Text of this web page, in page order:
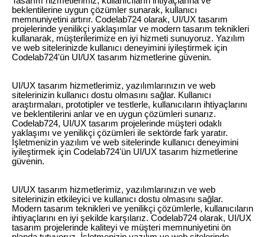
beklentilerine uygun çözümler sunarak, kullanıcı
memnuniyetini artırır. Codelab724 olarak, UI/UX tasarım
projelerinde yenilikçi yaklaşımlar ve modern tasarım teknikleri
kullanarak, müşterilerimize en iyi hizmeti sunuyoruz. Yazılım
ve web sitelerinizde kullanıcı deneyimini iyileştirmek için
Codelab724'ün UI/UX tasarım hizmetlerine güvenin.
UI/UX tasarım hizmetlerimiz, yazılımlarınızın ve web
sitelerinizin kullanıcı dostu olmasını sağlar. Kullanıcı
araştırmaları, prototipler ve testlerle, kullanıcıların ihtiyaçlarını
ve beklentilerini anlar ve en uygun çözümleri sunarız.
Codelab724, UI/UX tasarım projelerinde müşteri odaklı
yaklaşımı ve yenilikçi çözümleri ile sektörde fark yaratır.
İşletmenizin yazılım ve web sitelerinde kullanıcı deneyimini
iyileştirmek için Codelab724'ün UI/UX tasarım hizmetlerine
güvenin.
UI/UX tasarım hizmetlerimiz, yazılımlarınızın ve web
sitelerinizin etkileyici ve kullanıcı dostu olmasını sağlar.
Modern tasarım teknikleri ve yenilikçi çözümlerle, kullanıcıların
ihtiyaçlarını en iyi şekilde karşılarız. Codelab724 olarak, UI/UX
tasarım projelerinde kaliteyi ve müşteri memnuniyetini ön